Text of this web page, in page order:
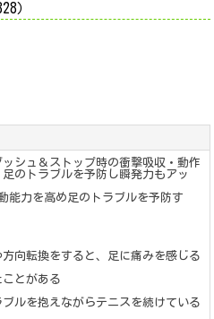
）
シュ＆ストップ時の衝撃吸収・動作
のトラブルを予防し瞬発力もアッ
能力を高め足のトラブルを予防す
向転換をすると、足に痛みを感じる
とがある
ルを抱えながらテニスを続けている